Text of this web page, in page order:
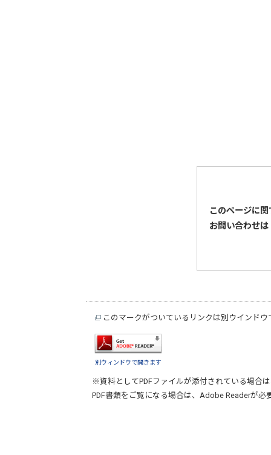
このページに関
お問い合わせは
このマークがついているリンクは別ウインドウ
別ウィンドウで開きます
※資料としてPDFファイルが添付されている場合は
PDF書類をご覧になる場合は、 Adobe Readerが必